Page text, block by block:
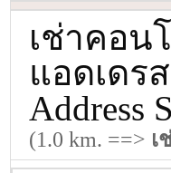
เช่าคอน
แอดเดร
Address
(1.0 km. ==> เ